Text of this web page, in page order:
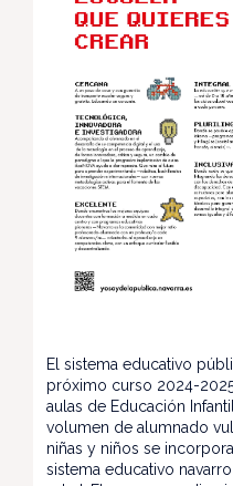
El sistema educativo
próximo curso 2024-
aulas de Educación
volumen de alumnado
niñas y niños se
sistema educativo